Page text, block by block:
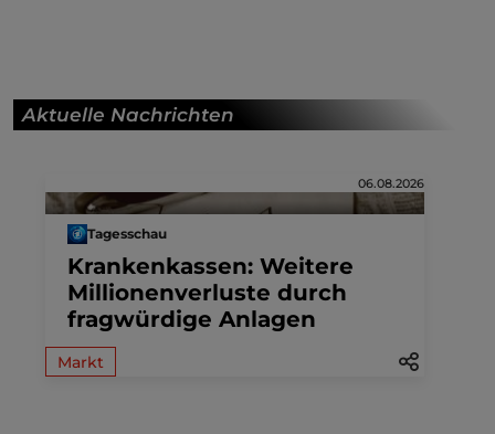
Aktuelle Nachrichten
06.08.2026
Tagesschau
Krankenkassen: Weitere
Millionenverluste durch
fragwürdige Anlagen
Markt